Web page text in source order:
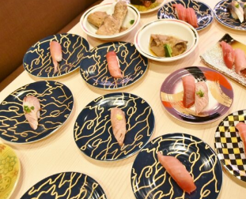
MAMA
ママもいろいろ
SUSTAINABLE
わたしができること
CULTURE